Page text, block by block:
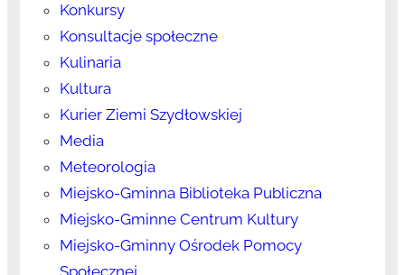
Konkursy
Konsultacje społeczne
Kulinaria
Kultura
Kurier Ziemi Szydłowskiej
Media
Meteorologia
Miejsko-Gminna Biblioteka Publiczna
Miejsko-Gminne Centrum Kultury
Miejsko-Gminny Ośrodek Pomocy